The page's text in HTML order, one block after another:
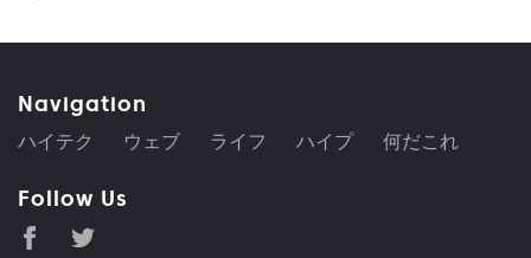
Navigation
ハイテク ウェブ ライフ ハイプ 何だこれ
Follow Us